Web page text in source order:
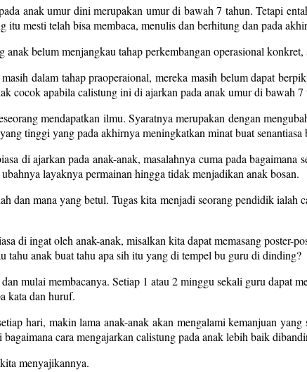
anak umur dini merupakan umur di bawah 7 tahun. Tetapi
itu mesti telah bisa membaca, menulis dan berhitung dan pada
belum menjangkau tahap perkembangan operasional
dalam tahap praoperaional, mereka masih belum dapat
cocok apabila calistung ini di ajarkan pada anak umur di bawah 7
mendapatkan ilmu. Syaratnya merupakan dengan
tinggi yang pada akhirnya meningkatkan minat buat senantiasa
di ajarkan pada anak-anak, masalahnya cuma pada
layaknya permainan hingga tidak menjadikan anak bosan.
dan mana yang betul. Tugas kita menjadi seorang pendidik
di ingat oleh anak-anak, misalkan kita dapat memasang
tahu anak buat tahu apa sih itu yang di tempel bu guru di dinding?
mulai membacanya. Setiap 1 atau 2 minggu sekali guru dapat
kata dan huruf.
hari, makin lama anak-anak akan mengalami kemanjuan
cara mengajarkan calistung pada anak lebih baik
menyajikannya.